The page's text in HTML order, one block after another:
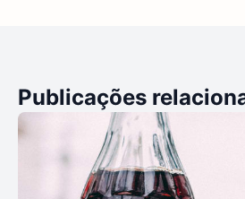
Publicações